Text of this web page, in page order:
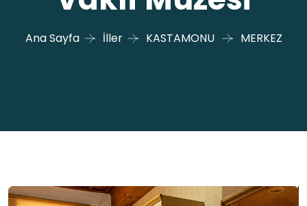
Ana Sayfa İller KASTAMONU MERKEZ